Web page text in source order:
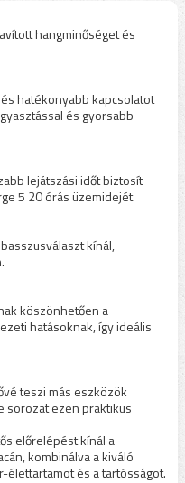
hangminőséget és
hatékonyabb kapcsolatot
és gyorsabb
lejátszási időt biztosít
5 20 órás üzemidejét.
kínál,
köszönhetően a
hatásoknak, így ideális
teszi más eszközök
sorozat ezen praktikus
előrelépést kínál a
kombinálva a kiváló
élettartamot és a tartósságot.